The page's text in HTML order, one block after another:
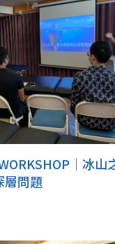
｜冰山
層問題